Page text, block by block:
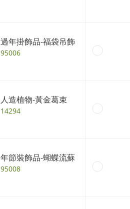
過年掛飾品-福袋吊飾
95006
人造植物-黃金葛束
14294
年節裝飾品-蝴蝶流蘇
95008